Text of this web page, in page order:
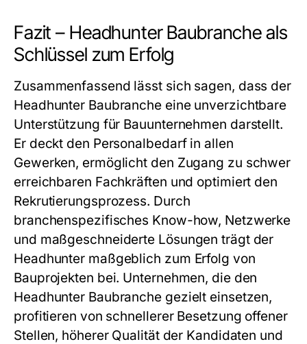
Fazit – Headhunter Baubranche als
Schlüssel zum Erfolg
Zusammenfassend lässt sich sagen, dass der
Headhunter Baubranche eine unverzichtbare
Unterstützung für Bauunternehmen darstellt.
Er deckt den Personalbedarf in allen
Gewerken, ermöglicht den Zugang zu schwer
erreichbaren Fachkräften und optimiert den
Rekrutierungsprozess. Durch
branchenspezifisches Know-how, Netzwerke
und maßgeschneiderte Lösungen trägt der
Headhunter maßgeblich zum Erfolg von
Bauprojekten bei. Unternehmen, die den
Headhunter Baubranche gezielt einsetzen,
profitieren von schnellerer Besetzung offener
Stellen, höherer Qualität der Kandidaten und